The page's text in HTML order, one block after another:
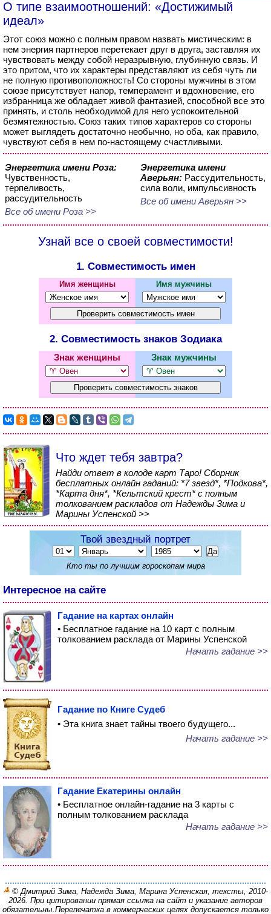
О типе взаимоотношений: «Достижимый
идеал»
Этот союз можно с полным правом назвать мистическим: в
нем энергия партнеров перетекает друг в друга, заставляя их
чувствовать между собой неразрывную, глубинную связь. И
это притом, что их характеры представляют из себя чуть ли
не полную противоположность! Со стороны мужчины в этом
союзе присутствует напор, темперамент и вдохновение, его
избранница же обладает живой фантазией, способной все это
принять, и столь необходимой для него успокоительной
безмятежностью. Союз таких типов характеров со стороны
может выглядеть достаточно необычно, но оба, как правило,
чувствуют себя в нем по-настоящему счастливыми.
Энергетика имени Роза:
Чувственность,
терпеливость,
рассудительность
Все об имени Роза >>
Энергетика имени
Аверьян: Рассудительность,
сила воли, импульсивность
Все об имени Аверьян >>
Узнай все о своей совместимости!
1. Совместимость имен
Имя женщины Имя мужчины
2. Совместимость знаков Зодиака
Знак женщины Знак мужчины
Что ждет тебя завтра?
Найди ответ в колоде карт Таро! Сборник
бесплатных онлайн гаданий: *7 звезд*, *Подкова*,
*Карта дня*, *Кельтский крест* с полным
толкованием раскладов от Надежды Зима и
Марины Успенской >>
Твой звездный портрет
Кто ты по лучшим гороскопам мира
Интересное на сайте
Гадание на картах онлайн
• Бесплатное гадание на 10 карт с полным
толкованием расклада от Марины Успенской
Начать гадание >>
Гадание по Книге Судеб
• Эта книга знает тайны твоего будущего...
Начать гадание >>
Гадание Екатерины онлайн
• Бесплатное онлайн-гадание на 3 карты с
полным толкованием расклада
Начать гадание >>
© Дмитрий Зима, Надежда Зима, Марина Успенская, тексты, 2010-
2026. При цитировании прямая ссылка на сайт и указание авторов
обязательны.Перепечатка в коммерческих целях допускается только